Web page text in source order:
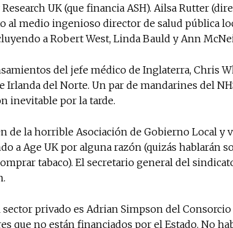
of vaping and
UK (que financia ASH). Ailsa Rutter
al medio ingenioso director de salud pública
a Robert West, Linda Bauld y Ann
del jefe médico de Inglaterra, Chris
Irlanda del Norte. Un par de mandarines del
inevitable por la tarde.
de la horrible Asociación de Gobierno Local y
a Age UK por alguna razón (quizás hablarán
tabaco). El secretario general del
privado es Adrian Simpson del
que no están financiados por el Estado. No